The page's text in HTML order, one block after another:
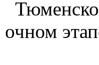
очном